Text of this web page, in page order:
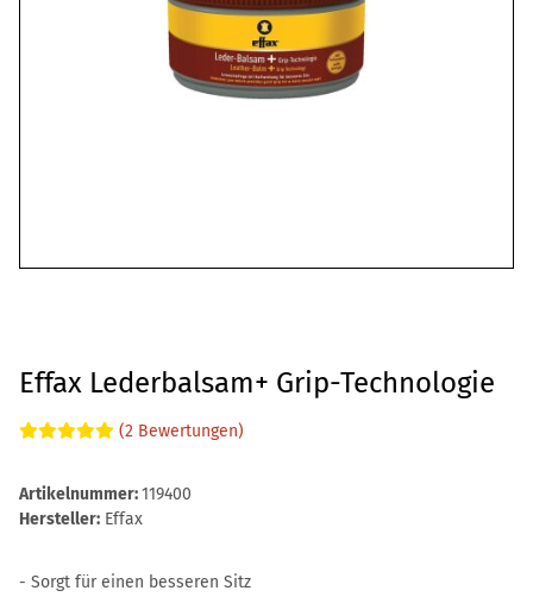
Effax Lederbalsam+ Grip-Technologie
(2 Bewertungen)
Artikelnummer:119400
Hersteller: Effax
- Sorgt für einen besseren Sitz